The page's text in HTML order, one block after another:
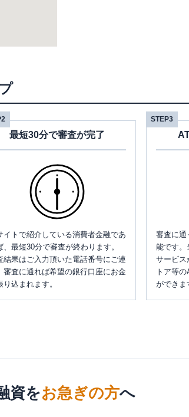
最短30分で審査が完了
イトで紹介している消費者金融であ
、最短30分で審査が終わります。
結果はご入力頂いた電話番号にご連
審査に通れば希望の銀行口座にお金
り込まれます。
STEP3
審査に通
能です。
サービス
トア等
ができま
資をお急ぎの方へ